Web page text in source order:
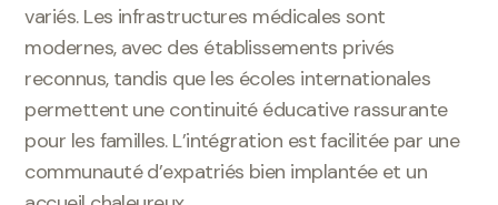
variés. Les infrastructures médicales sont
modernes, avec des établissements privés
reconnus, tandis que les écoles internationales
permettent une continuité éducative rassurante
pour les familles. L’intégration est facilitée par une
communauté d’expatriés bien implantée et un